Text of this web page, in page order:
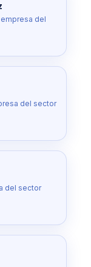
empresa del
del sector
del sector